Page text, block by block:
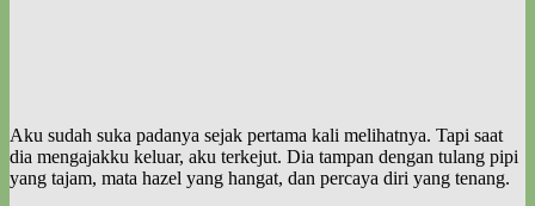
Aku sudah suka padanya sejak pertama kali melihatnya. Tapi saat
dia mengajakku keluar, aku terkejut. Dia tampan dengan tulang pipi
yang tajam, mata hazel yang hangat, dan percaya diri yang tenang.